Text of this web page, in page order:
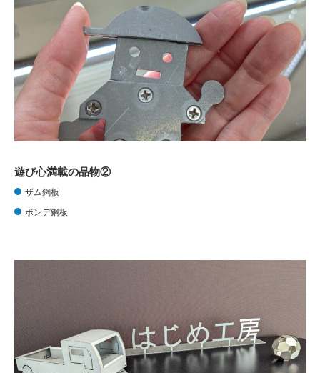
遊び心満載の品物②
ザム鋼板
ボンデ鋼板